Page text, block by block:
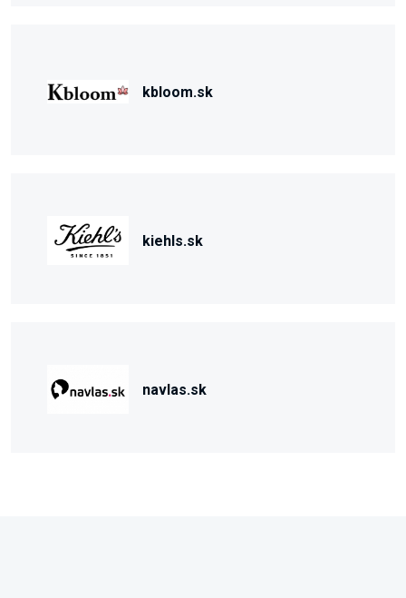
kbloom.sk
kiehls.sk
navlas.sk